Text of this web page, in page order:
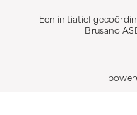
Een initiatief
Brusano